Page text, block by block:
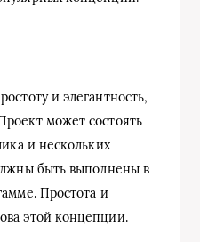
и элегантность,
может состоять
и нескольких
быть выполнены в
Простота и
этой концепции.